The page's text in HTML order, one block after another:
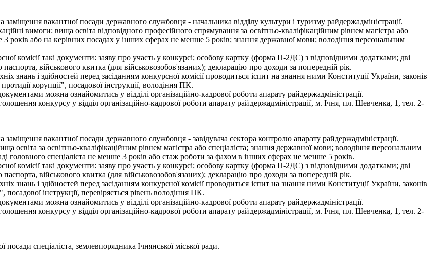
вакантної посади державного службовця - начальника відділу культури і туризму райдержадміністрації.
вимоги: вища освіта відповідного професійного спрямування за освітньо-кваліфікаційним рівнем магістра або
років або на керівних посадах у інших сферах не менше 5 років; знання державної мови; володіння персональним
комісії такі документи: заяву про участь у конкурсі; особову картку (форма П-2ДС) з відповідними додатками; дві
військового квитка (для військовозобов'язаних); декларацію про доходи за попередній рік.
знань і здібностей перед засіданням конкурсної комісії проводиться іспит на знання ними Конституції України, законів
корупції", посадової інструкції, володіння ПК.
можна ознайомитись у відділі організаційно-кадрової роботи апарату райдержадміністрації.
конкурсу у відділ організаційно-кадрової роботи апарату райдержадміністрації, м. Ічня, пл. Шевченка, 1, тел. 2-
вакантної посади державного службовця - завідувача сектора контролю апарату райдержадміністрації.
освіта за освітньо-кваліфікаційним рівнем магістра або спеціаліста; знання державної мови; володіння персональним
головного спеціаліста не менше 3 років або стаж роботи за фахом в інших сферах не менше 5 років.
комісії такі документи: заяву про участь у конкурсі; особову картку (форма П-2ДС) з відповідними додатками; дві
військового квитка (для військовозобов'язаних); декларацію про доходи за попередній рік.
знань і здібностей перед засіданням конкурсної комісії проводиться іспит на знання ними Конституції України, законів
інструкції, перевіряється рівень володіння ПК.
можна ознайомитись у відділі організаційно-кадрової роботи апарату райдержадміністрації.
конкурсу у відділ організаційно-кадрової роботи апарату райдержадміністрації, м. Ічня, пл. Шевченка, 1, тел. 2-
спеціаліста, землевпорядника Ічнянської міської ради.